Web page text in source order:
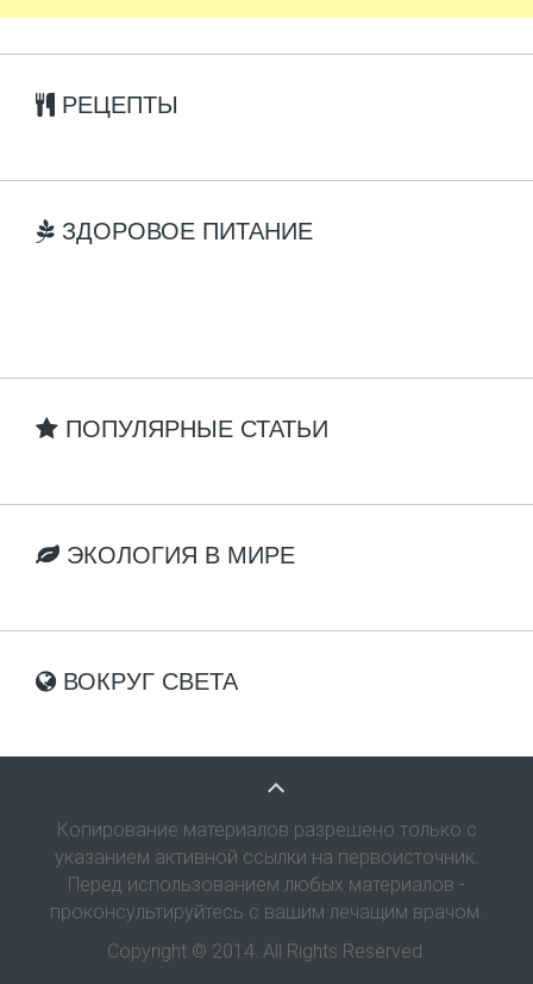
РЕЦЕПТЫ
ЗДОРОВОЕ ПИТАНИЕ
ПОПУЛЯРНЫЕ СТАТЬИ
ЭКОЛОГИЯ В МИРЕ
ВОКРУГ СВЕТА
Копирование материалов разрешено только с
указанием активной ссылки на первоисточник.
Перед использованием любых материалов -
проконсультируйтесь с вашим лечащим врачом.
Copyright © 2014. All Rights Reserved.